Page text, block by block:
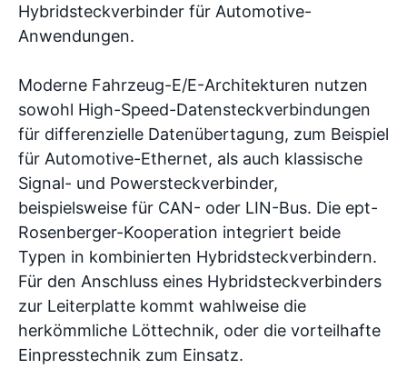
Hybridsteckverbinder für Automotive-
Anwendungen.
Moderne Fahrzeug-E/E-Architekturen nutzen
sowohl High-Speed-Datensteckverbindungen
für differenzielle Datenübertagung, zum Beispiel
für Automotive-Ethernet, als auch klassische
Signal- und Powersteckverbinder,
beispielsweise für CAN- oder LIN-Bus. Die ept-
Rosenberger-Kooperation integriert beide
Typen in kombinierten Hybridsteckverbindern.
Für den Anschluss eines Hybridsteckverbinders
zur Leiterplatte kommt wahlweise die
herkömmliche Löttechnik, oder die vorteilhafte
Einpresstechnik zum Einsatz.